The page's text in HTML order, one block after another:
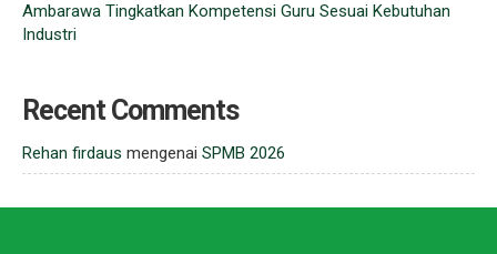
Ambarawa Tingkatkan Kompetensi Guru Sesuai Kebutuhan
Industri
Recent Comments
Rehan firdaus mengenai SPMB 2026